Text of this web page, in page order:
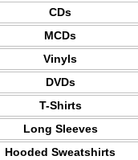
CDs
MCDs
Vinyls
DVDs
T-Shirts
Long Sleeves
Hooded Sweatshirts